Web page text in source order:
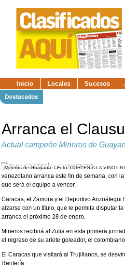
Inicio Locales Sucesos
Destacados
Arranca el
Actual campeón Mineros de
Mineros de Guayana. / Foto: CORTESÍA LA
venezolano arranca este fin de semana, con
que será el equipo a vencer.
Caracas, el Zamora y el Deportivo
alzarse con un título, que le permita disputar
arranca el próximo 28 de enero.
Mineros recibirá al Zulia en esta primera
el regreso de su ariete goleador, el
El Caracas que visitará al Trujillanos, se
Rentería.